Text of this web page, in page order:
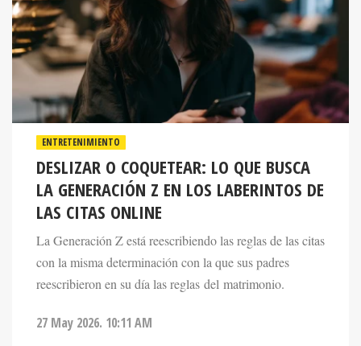
ENTRETENIMIENTO
DESLIZAR O COQUETEAR: LO QUE BUSCA
LA GENERACIÓN Z EN LOS LABERINTOS DE
LAS CITAS ONLINE
La Generación Z está reescribiendo las reglas de las citas
con la misma determinación con la que sus padres
reescribieron en su día las reglas del matrimonio.